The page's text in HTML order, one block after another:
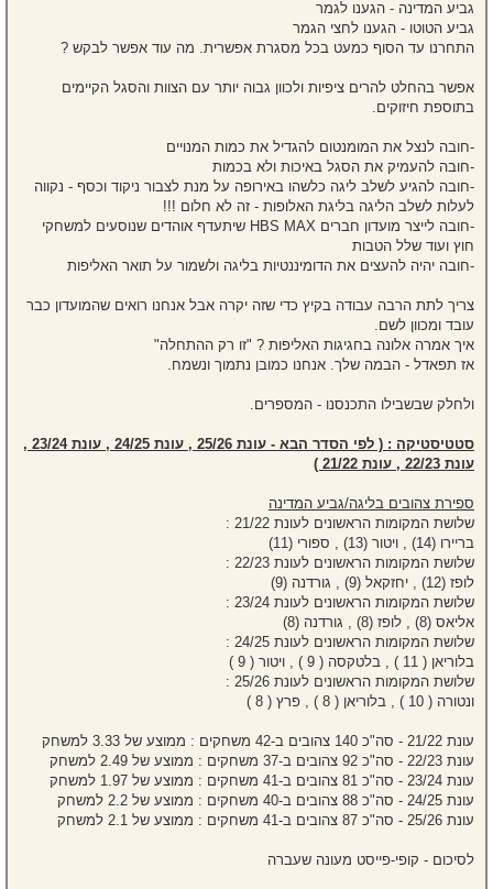
גביע המדינה - הגענו לגמר
גביע הטוטו - הגענו לחצי הגמר
התחרנו עד הסוף כמעט בכל מסגרת אפשרית. מה עוד אפשר לבקש ?
אפשר בהחלט להרים ציפיות ולכוון גבוה יותר עם הצוות והסגל הקיימים
בתוספת חיזוקים.
-חובה לנצל את המומנטום להגדיל את כמות המנויים
-חובה להעמיק את הסגל באיכות ולא בכמות
-חובה להגיע לשלב ליגה כלשהו באירופה על מנת לצבור ניקוד וכסף - נקווה
לעלות לשלב הליגה בליגת האלופות - זה לא חלום !!!
-חובה לייצר מועדון חברים HBS MAX שיתעדף אוהדים שנוסעים למשחקי
חוץ ועוד שלל הטבות
-חובה יהיה להעצים את הדומיננטיות בליגה ולשמור על תואר האליפות
צריך לתת הרבה עבודה בקיץ כדי שזה יקרה אבל אנחנו רואים שהמועדון כבר
עובד ומכוון לשם.
איך אמרה אלונה בחגיגות האליפות ? "זו רק ההתחלה"
אז תפאדל - הבמה שלך. אנחנו כמובן נתמוך ונשמח.
ולחלק שבשבילו התכנסנו - המספרים.
סטטיסטיקה : ( לפי הסדר הבא - עונת 25/26 , עונת 24/25 , עונת 23/24 ,
עונת 22/23 , עונת 21/22 )
ספירת צהובים בליגה/גביע המדינה
שלושת המקומות הראשונים לעונת 21/22 :
בריירו (14) , ויטור (13) , ספורי (11)
שלושת המקומות הראשונים לעונת 22/23 :
לופז (12) , יחזקאל (9) , גורדנה (9)
שלושת המקומות הראשונים לעונת 23/24 :
אליאס (8) , לופז (8) , גורדנה (8)
שלושת המקומות הראשונים לעונת 24/25 :
בלוריאן ( 11 ) , בלטקסה ( 9 ) , ויטור ( 9 )
שלושת המקומות הראשונים לעונת 25/26 :
ונטורה ( 10 ) , בלוריאן ( 8 ) , פרץ ( 8 )
עונת 21/22 - סה"כ 140 צהובים ב-42 משחקים : ממוצע של 3.33 למשחק
עונת 22/23 - סה"כ 92 צהובים ב-37 משחקים : ממוצע של 2.49 למשחק
עונת 23/24 - סה"כ 81 צהובים ב-41 משחקים : ממוצע של 1.97 למשחק
עונת 24/25 - סה"כ 88 צהובים ב-40 משחקים : ממוצע של 2.2 למשחק
עונת 25/26 - סה"כ 87 צהובים ב-41 משחקים : ממוצע של 2.1 למשחק
לסיכום - קופי-פייסט מעונה שעברה